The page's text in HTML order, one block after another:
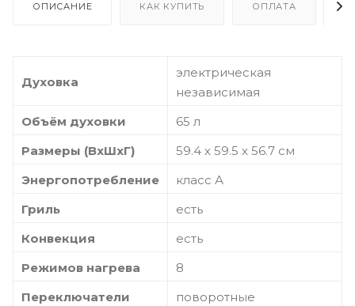
ОПИСАНИЕ КАК КУПИТЬ ОПЛАТА
Духовка
электрическая
независимая
Объём духовки
65 л
Размеры (ВхШхГ)
59.4 х 59.5 x 56.7 см
Энергопотребление
класс А
Гриль
есть
Конвекция
есть
Режимов нагрева
8
Переключатели
поворотные